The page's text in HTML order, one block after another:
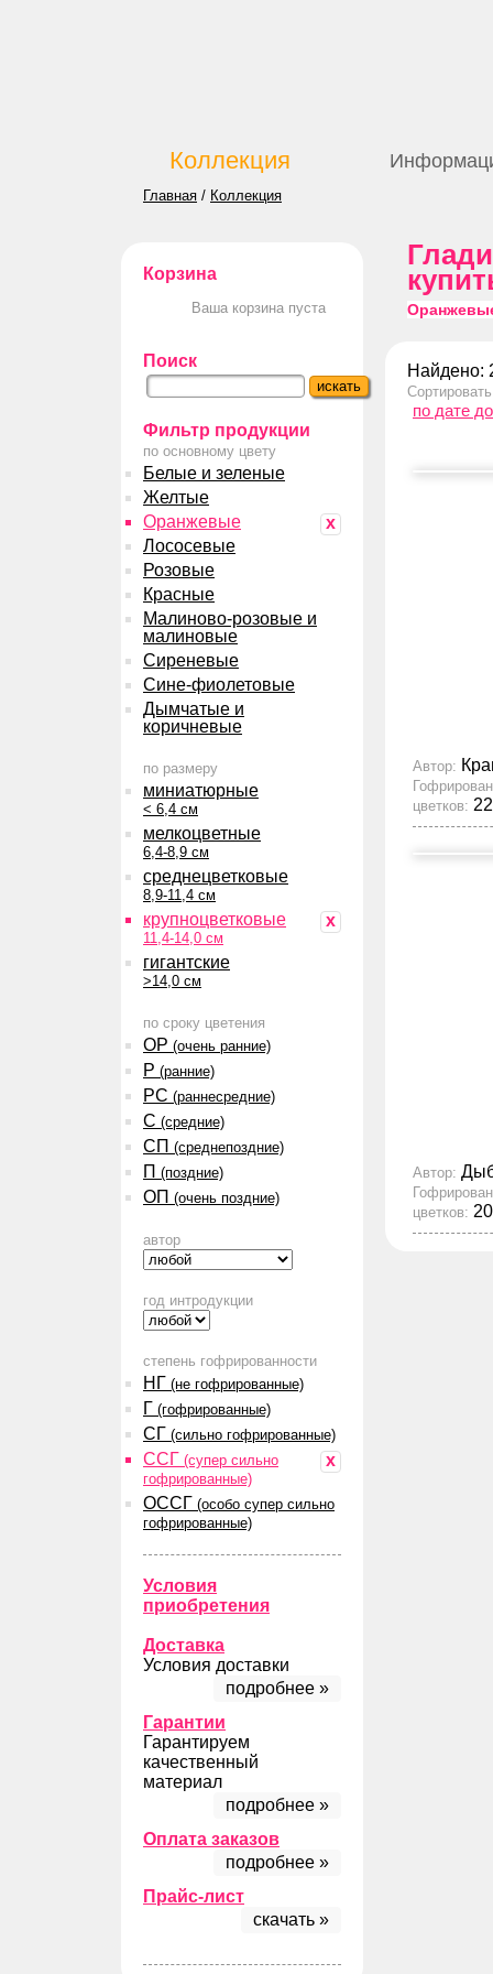
Коллекция
Главная / Коллекция
Корзина
Ваша корзина пуста
Поиск
Фильтр продукции
по основному цвету
Белые и зеленые
Желтые
x
Оранжевые
Лососевые
Розовые
Красные
Малиново-розовые и
малиновые
Сиреневые
Сине-фиолетовые
Дымчатые и
коричневые
по размеру
миниатюрные
< 6,4 см
мелкоцветные
6,4-8,9 см
среднецветковые
8,9-11,4 см
x
крупноцветковые
11,4-14,0 см
гигантские
>14,0 см
по сроку цветения
ОР (очень ранние)
Р (ранние)
РС (раннесредние)
С (средние)
СП (среднепоздние)
П (поздние)
ОП (очень поздние)
автор
год интродукции
степень гофрированности
НГ (не гофрированные)
Г (гофрированные)
СГ (сильно гофрированные)
x
ССГ (супер сильно
гофрированные)
ОССГ (особо супер сильно
гофрированные)
Условия
приобретения
Доставка
Условия доставки
подробнее »
Гарантии
Гарантируем
качественный
материал
подробнее »
Оплата заказов
подробнее »
Прайс-лист
скачать »
Найдено:
по дате
Автор:
цветков:
Автор:
цветков: